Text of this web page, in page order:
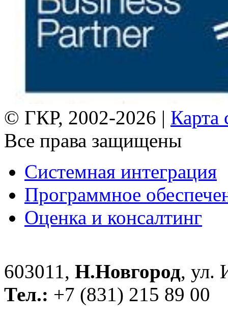
© ГКР, 2002-2026 | Карта
Все права защищены
Системная интеграция
Программное
Оценка и консалтинг
603011, Н.Новгород, ул.
Тел.: +7 (831) 215 89 00